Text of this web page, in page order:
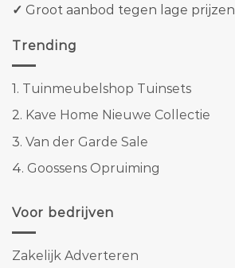
✓ Groot aanbod tegen lage prijzen
Trending
1. Tuinmeubelshop Tuinsets
2. Kave Home Nieuwe Collectie
3. Van der Garde Sale
4. Goossens Opruiming
Voor bedrijven
Zakelijk Adverteren